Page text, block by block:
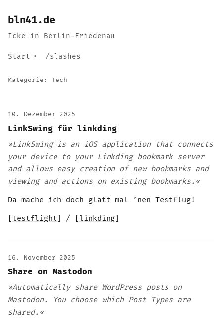
bln41.de
Icke in Berlin-Friedenau
Start /slashes
Kategorie: Tech
10. Dezember 2025
LinkSwing für linkding
»LinkSwing is an iOS application that connects
your device to your Linkding bookmark server
and allows easy creation of new bookmarks and
viewing and actions on existing bookmarks.«
Da mache ich doch glatt mal ’nen Testflug!
[testflight] / [linkding]
16. November 2025
Share on Mastodon
»Automatically share WordPress posts on
Mastodon. You choose which Post Types are
shared.«